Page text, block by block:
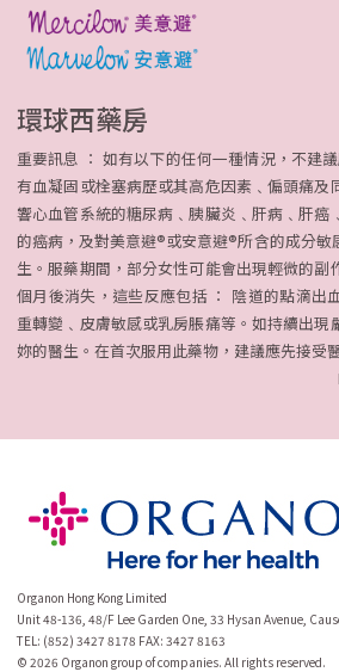
類
處
環球西藥房
重要訊息 ： 如有以下的任何一種情況，不建
有血凝固或栓塞病歷或其高危因素﹑偏頭痛及
響心血管系統的糖尿病﹑胰臟炎﹑肝病﹑肝癌
的癌病，及對美意避®或安意避®所含的成分敏
生。服藥期間，部分女性可能會出現輕微的副
個月後消失，這些反應包括 ： 陰道的點滴出
重轉變﹑皮膚敏感或乳房脹痛等。如持續出現
妳的醫生。在首次服用此藥物，建議應先接受
Organon Hong Kong Limited
Unit 48-136, 48/F Lee Garden One, 33 Hysan Avenue,
TEL: (852) 3427 8178 FAX: 3427 8163
© 2026 Organon group of companies. All rights reserved.